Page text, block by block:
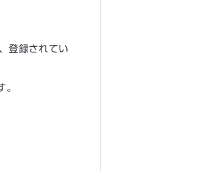
登録されてい
。